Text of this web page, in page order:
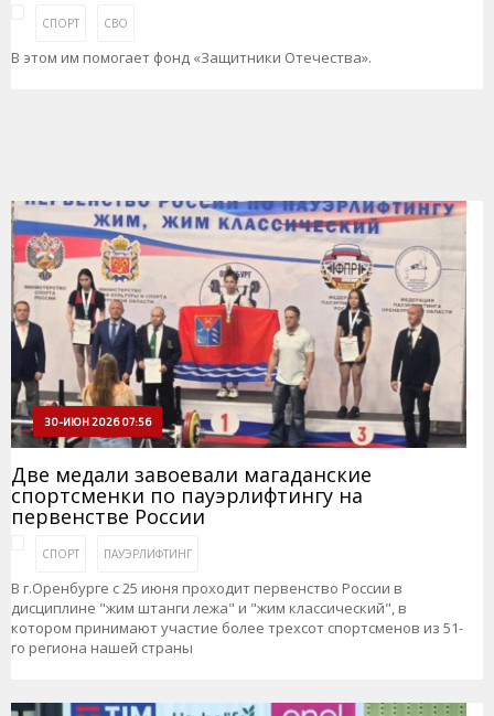
СПОРТ СВО
В этом им помогает фонд «Защитники Отечества».
30-ИЮН 2026 07:56
Две медали завоевали магаданские
спортсменки по пауэрлифтингу на
первенстве России
СПОРТ ПАУЭРЛИФТИНГ
В г.Оренбурге с 25 июня проходит первенство России в
дисциплине "жим штанги лежа" и "жим классический", в
котором принимают участие более трехсот спортсменов из 51-
го региона нашей страны